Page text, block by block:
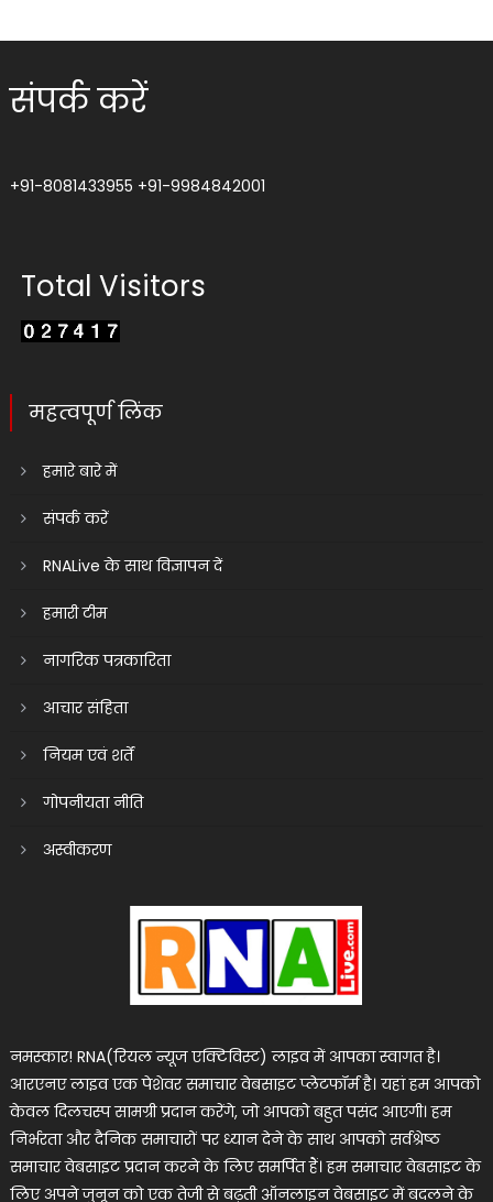
संपर्क करें
+91-8081433955 +91-9984842001
Total Visitors
महत्वपूर्ण लिंक
हमारे बारे में
संपर्क करें
RNALive के साथ विज्ञापन दें
हमारी टीम
नागरिक पत्रकारिता
आचार संहिता
नियम एवं शर्तें
गोपनीयता नीति
अस्वीकरण
नमस्कार! RNA(रियल न्यूज एक्टिविस्ट) लाइव में आपका स्वागत है।
आरएनए लाइव एक पेशेवर समाचार वेबसाइट प्लेटफॉर्म है। यहां हम आपको
केवल दिलचस्प सामग्री प्रदान करेंगे, जो आपको बहुत पसंद आएगी। हम
निर्भरता और दैनिक समाचारों पर ध्यान देने के साथ आपको सर्वश्रेष्ठ
समाचार वेबसाइट प्रदान करने के लिए समर्पित हैं। हम समाचार वेबसाइट के
लिए अपने जुनून को एक तेजी से बढ़ती ऑनलाइन वेबसाइट में बदलने के